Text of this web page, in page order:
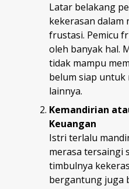
Latar belakang
kekerasan dalam
frustasi. Pemicu
oleh banyak hal.
tidak mampu
belum siap untuk
lainnya.
Kemandirian
Keuangan
Istri terlalu
merasa tersaingi
timbulnya
bergantung juga